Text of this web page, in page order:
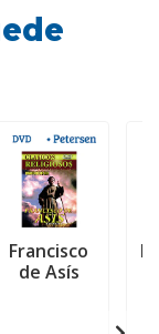
Francisco
de Asís